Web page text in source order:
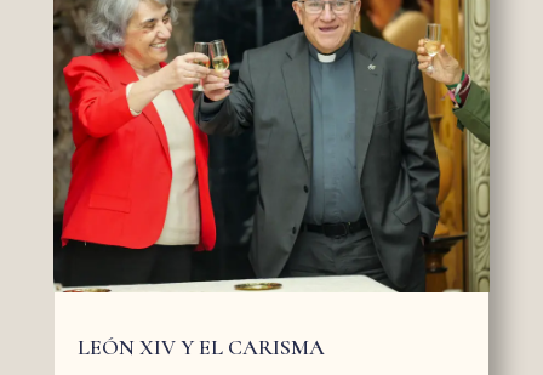
LEÓN XIV Y EL CARISMA